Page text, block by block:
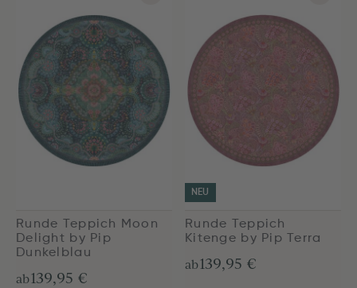
Runde Teppich Moon
Delight by Pip
Dunkelblau
ab139,95 €
NEU
Runde Teppich
Kitenge by Pip Terra
ab139,95 €